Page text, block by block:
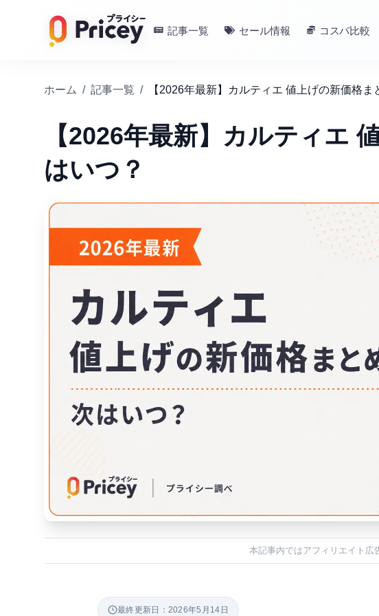
記事一覧 セール情報 コスパ比較
ホーム / 記事一覧 / 【2026年最新】カルティエ 値上げの新価格ま
【2026年最新】カルティエ
はいつ？
本記事内ではアフィリエイト広
最終更新日：2026年5月14日